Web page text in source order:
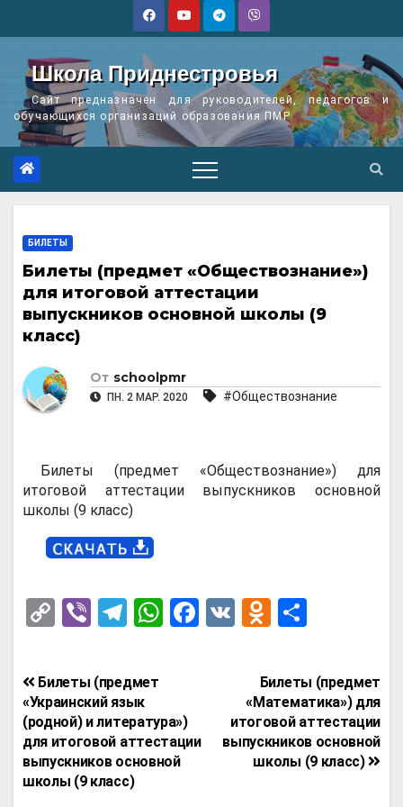
Школа Приднестровья
Сайт предназначен для руководителей, педагогов и
обучающихся организаций образования ПМР
БИЛЕТЫ
Билеты (предмет «Обществознание»)
для итоговой аттестации
выпускников основной школы (9
класс)
От schoolpmr
ПН. 2 МАР. 2020 #Обществознание
Билеты (предмет «Обществознание») для
итоговой аттестации выпускников основной
школы (9 класс)
C
py
Li
n
k
Vi
er
T
e
gr
a
m
W
A
p
F
o
V
O
n
o
kl
a
п
р
а
в
Навигация
по
записям
Билеты (предмет
«Математика») для
итоговой аттестации
выпускников основной
школы (9 класс)
Билеты (предмет
«Украинский язык
(родной) и литература»)
для итоговой аттестации
выпускников основной
школы (9 класс)